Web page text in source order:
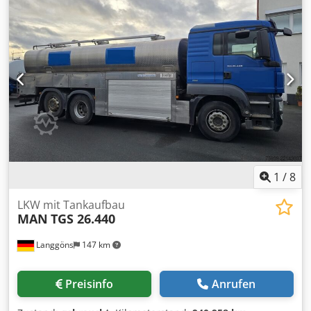
1 /8
Langgöns 147 km
LKW mit Tankaufbau
MAN TGS 26.440
Preisinfo Anrufen